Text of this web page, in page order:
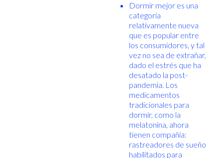
Dormir mejor es una
categoría
relativamente nueva
que es popular entre
los consumidores, y tal
vez no sea de extrañar,
dado el estrés que ha
desatado la post-
pandemia. Los
medicamentos
tradicionales para
dormir, como la
melatonina, ahora
tienen compañía:
rastreadores de sueño
habilitados para